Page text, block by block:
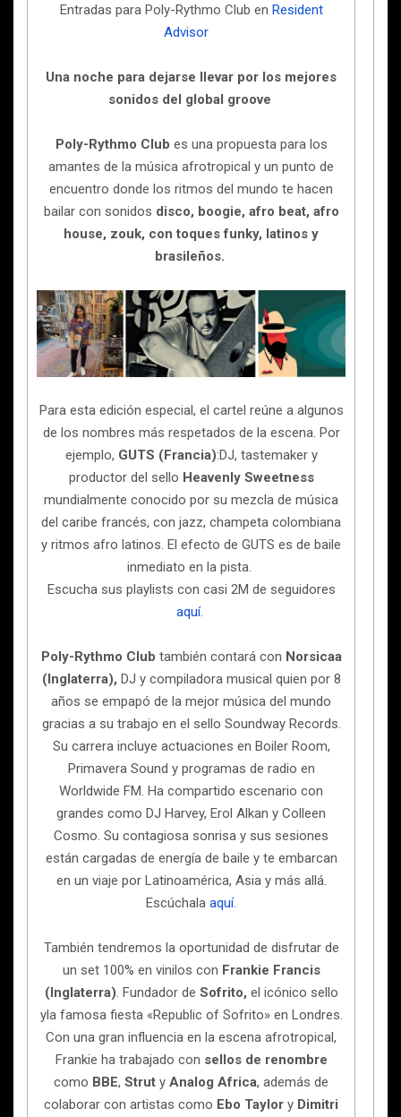
Entradas para Poly-Rythmo Club en Resident
Advisor
Una noche para dejarse llevar por los mejores
sonidos del global groove
Poly-Rythmo Club es una propuesta para los
amantes de la música afrotropical y un punto de
encuentro donde los ritmos del mundo te hacen
bailar con sonidos disco, boogie, afro beat, afro
house, zouk, con toques funky, latinos y
brasileños.
Para esta edición especial, el cartel reúne a algunos
de los nombres más respetados de la escena. Por
ejemplo, GUTS (Francia):DJ, tastemaker y
productor del sello Heavenly Sweetness
mundialmente conocido por su mezcla de música
del caribe francés, con jazz, champeta colombiana
y ritmos afro latinos. El efecto de GUTS es de baile
inmediato en la pista.
Escucha sus playlists con casi 2M de seguidores
aquí.
Poly-Rythmo Club también contará con Norsicaa
(Inglaterra), DJ y compiladora musical quien por 8
años se empapó de la mejor música del mundo
gracias a su trabajo en el sello Soundway Records.
Su carrera incluye actuaciones en Boiler Room,
Primavera Sound y programas de radio en
Worldwide FM. Ha compartido escenario con
grandes como DJ Harvey, Erol Alkan y Colleen
Cosmo. Su contagiosa sonrisa y sus sesiones
están cargadas de energía de baile y te embarcan
en un viaje por Latinoamérica, Asia y más allá.
Escúchala aquí.
También tendremos la oportunidad de disfrutar de
un set 100% en vinilos con Frankie Francis
(Inglaterra) . Fundador de Sofrito, el icónico sello
yla famosa fiesta «Republic of Sofrito» en Londres.
Con una gran influencia en la escena afrotropical,
Frankie ha trabajado con sellos de renombre
como BBE, Strut y Analog Africa, además de
colaborar con artistas como Ebo Taylor y Dimitri